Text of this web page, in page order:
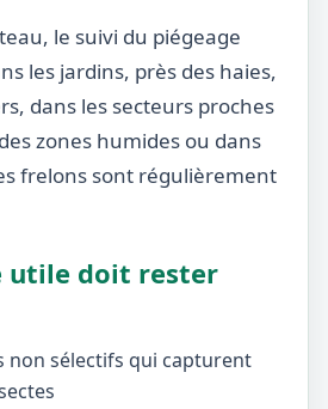
le suivi du piégeage
les jardins, près des haies,
dans les secteurs proches
zones humides ou dans
frelons sont régulièrement
utile doit rester
non sélectifs qui capturent